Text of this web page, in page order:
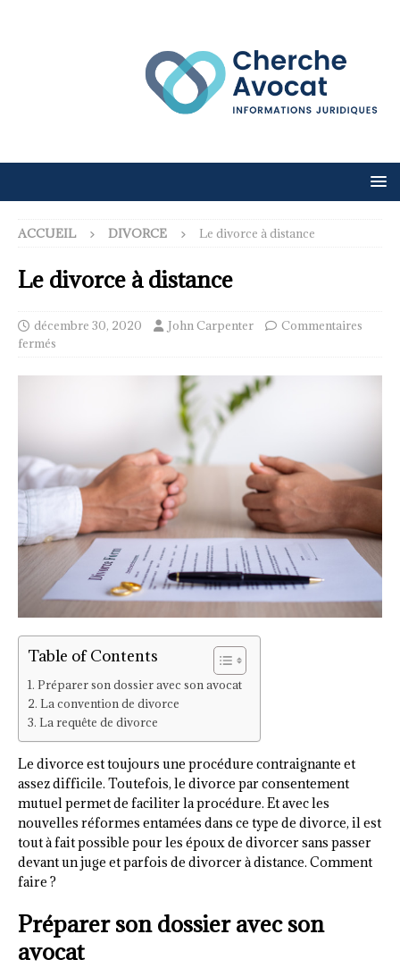
ACCUEIL DIVORCE Le divorce à distance
Le divorce à distance
décembre 30, 2020 John Carpenter
Commentaires
fermés
Table of Contents
Préparer son dossier avec son avocat
La convention de divorce
La requête de divorce
Le divorce est toujours une procédure contraignante et
assez difficile. Toutefois, le divorce par consentement
mutuel permet de faciliter la procédure. Et avec les
nouvelles réformes entamées dans ce type de divorce, il est
tout à fait possible pour les époux de divorcer sans passer
devant un juge et parfois de divorcer à distance. Comment
faire ?
Préparer son dossier avec son
avocat